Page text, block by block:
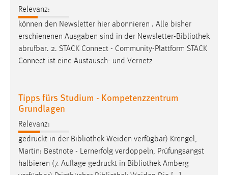
Relevanz:
können den Newsletter hier abonnieren . Alle bisher
erschienenen Ausgaben sind in der Newsletter-Bibliothek
abrufbar. 2. STACK Connect - Community-Plattform STACK
Connect ist eine Austausch- und Vernetz
Tipps fürs Studium - Kompetenzzentrum
Grundlagen
Relevanz:
gedruckt in der Bibliothek Weiden verfügbar) Krengel,
Martin: Bestnote - Lernerfolg verdoppeln, Prüfungsangst
halbieren (7. Auflage gedruckt in Bibliothek Amberg
Name:
staticfilecache
Zweck:
Für performante Seitenauslieferung wird in diesem Cookie
gespeichert, ob man eingeloggt ist.
Name:
Zweck:
Das Cookie speichert die gewählte Sprache der Website.
Cookie Laufzeit: